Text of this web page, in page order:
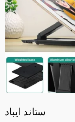
ستاند ايباد